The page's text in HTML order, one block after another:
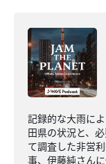
記録的な大雨に
田県の状況と、
て調査した非営
事、伊藤純さんに